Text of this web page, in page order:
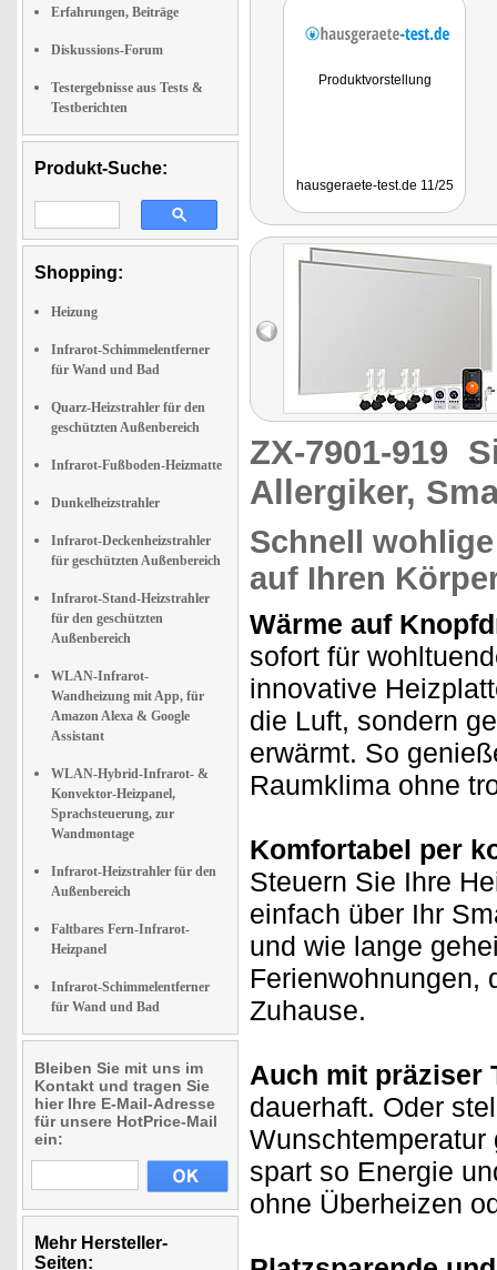
Erfahrungen, Beiträge
Diskussions-Forum
Testergebnisse aus Tests &
Testberichten
Produkt-Suche:
Shopping:
Heizung
Infrarot-Schimmelentferner
für Wand und Bad
Quarz-Heizstrahler für den
geschützten Außenbereich
Infrarot-Fußboden-Heizmatte
Dunkelheizstrahler
Infrarot-Deckenheizstrahler
für geschützten Außenbereich
Infrarot-Stand-Heizstrahler
für den geschützten
Außenbereich
WLAN-Infrarot-
Wandheizung mit App, für
Amazon Alexa & Google
Assistant
WLAN-Hybrid-Infrarot- &
Konvektor-Heizpanel,
Sprachsteuerung, zur
Wandmontage
Infrarot-Heizstrahler für den
Außenbereich
Faltbares Fern-Infrarot-
Heizpanel
Infrarot-Schimmelentferner
für Wand und Bad
Bleiben Sie mit uns im
Kontakt und tragen Sie
hier Ihre E-Mail-Adresse
für unsere HotPrice-Mail
ein:
Mehr Hersteller-
Seiten:
Produktvorstellung
hausgeraete-test.de 11/25
ZX-7901-919
Allergiker,
Schnell
auf Ihren
Wärme auf
sofort für
innovative
die Luft, sondern
erwärmt. So
Raumklima ohne
Komfortabel per
Steuern Sie Ihre
einfach über Ihr
und wie lange
Ferienwohnungen,
Zuhause.
Auch mit präziser
dauerhaft. Oder
spart so Energie
ohne Überheizen